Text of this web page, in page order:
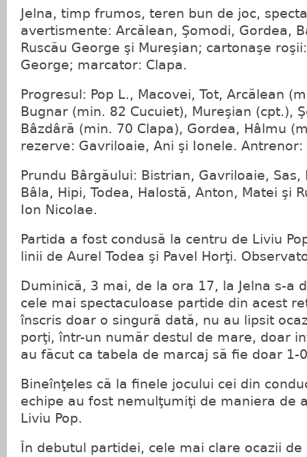
Jelna, timp frumos, teren bun de joc,
avertismente: Arcălean, Şomodi, Gordea,
Ruscău George şi Mureşian; cartonaşe
George; marcator: Clapa.
Progresul: Pop L., Macovei, Tot, Arcălean
Bugnar (min. 82 Cucuiet), Mureşian (cpt.),
Bâzdâră (min. 70 Clapa), Gordea, Hâlmu
rezerve: Gavriloaie, Ani şi Ionele. Antrenor:
Prundu Bârgăului: Bistrian, Gavriloaie, Sas,
Bâla, Hipi, Todea, Halostă, Anton, Matei şi
Ion Nicolae.
Partida a fost condusă la centru de Liviu
linii de Aurel Todea şi Pavel Horţi.
Duminică, 3 mai, de la ora 17, la Jelna s-a
cele mai spectaculoase partide din acest
înscris doar o singură dată, nu au lipsit
porţi, într-un număr destul de mare, doar
au făcut ca tabela de marcaj să fie doar 1-
Bineînţeles că la finele jocului cei din
echipe au fost nemulţumiţi de maniera de
Liviu Pop.
În debutul partidei, cele mai clare ocazii